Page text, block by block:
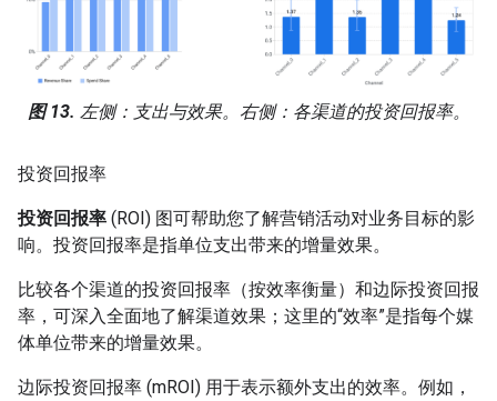
图 13. 左侧：支出与效果。右侧：各渠道的投资回报率。
投资回报率
投资回报率 (ROI) 图可帮助您了解营销活动对业务目标的影
响。投资回报率是指单位支出带来的增量效果。
比较各个渠道的投资回报率（按效率衡量）和边际投资回报
率，可深入全面地了解渠道效果；这里的“效率”是指每个媒
体单位带来的增量效果。
边际投资回报率 (mROI) 用于表示额外支出的效率。例如，